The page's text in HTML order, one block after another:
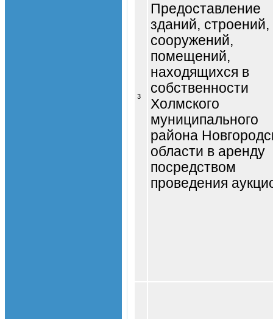
3
Предоставление
зданий, строений,
сооружений,
помещений,
находящихся в
собственности
Холмского
муниципального
района
области в аренду
посредством
проведения